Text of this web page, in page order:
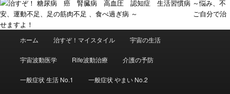
ホーム 治すぞ！マイスタイル 宇宙の生活
宇宙波動医学 Rife波動治療 介護の予防
一般症状 生活 No.1 一般症状 やまい No.2